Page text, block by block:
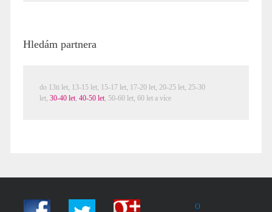
Hledám partnera
do 13ti let, 13-15 let, 15-17 let, 17-20 let, 20-25 let, 25-30
let, 30-40 let, 40-50 let, 50-60 let, 60 let a více
O